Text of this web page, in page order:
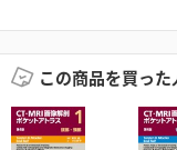
この商品を買った